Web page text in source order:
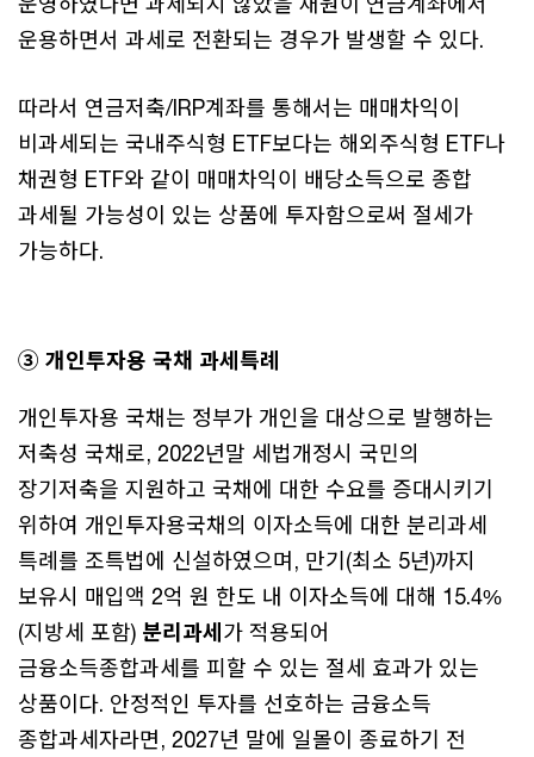
운용하면서 과세로 전환되는 경우가 발생할 수 있다.
따라서 연금저축/IRP계좌를 통해서는 매매차익이
비과세되는 국내주식형 ETF보다는 해외주식형 ETF나
채권형 ETF와 같이 매매차익이 배당소득으로 종합
과세될 가능성이 있는 상품에 투자함으로써 절세가
가능하다.
③ 개인투자용 국채 과세특례
개인투자용 국채는 정부가 개인을 대상으로 발행하는
저축성 국채로, 2022년말 세법개정시 국민의
장기저축을 지원하고 국채에 대한 수요를 증대시키기
위하여 개인투자용국채의 이자소득에 대한 분리과세
특례를 조특법에 신설하였으며, 만기(최소 5년)까지
보유시 매입액 2억 원 한도 내 이자소득에 대해 15.4%
(지방세 포함) 분리과세가 적용되어
금융소득종합과세를 피할 수 있는 절세 효과가 있는
상품이다. 안정적인 투자를 선호하는 금융소득
종합과세자라면, 2027년 말에 일몰이 종료하기 전